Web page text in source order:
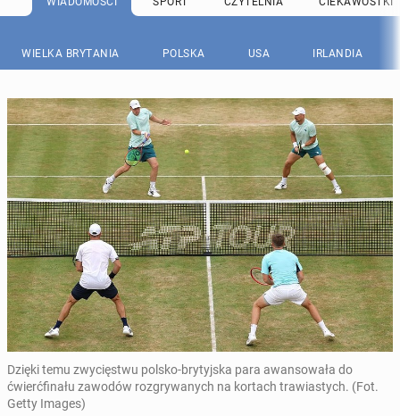
WIELKA BRYTANIA POLSKA USA IRLANDIA
Dzięki temu zwycięstwu polsko-brytyjska para awansowała do
ćwierćfinału zawodów rozgrywanych na kortach trawiastych. (Fot.
Getty Images)